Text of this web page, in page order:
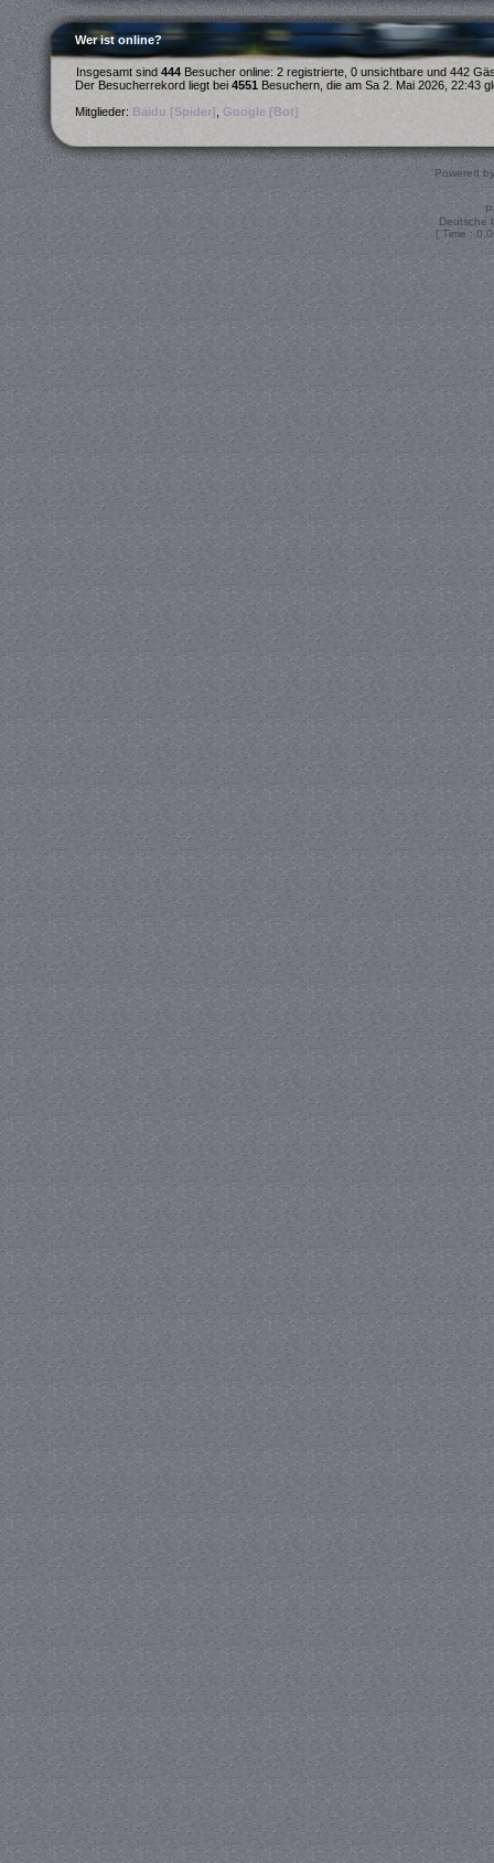
Wer ist online?
Insgesamt sind 444 Besucher online: 2 registrierte, 0 unsichtbare und 442
Der Besucherrekord liegt bei 4551 Besuchern, die am Sa 2. Mai 2026, 22:43
Mitglieder: Baidu [Spider] Google [Bot]
Powered
Deutsche
[ Time :